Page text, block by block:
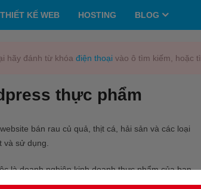
THIẾT KẾ WEB HOSTING BLOG
hãy đánh từ khóa điện thoại vào ô tìm kiếm, hoặc
thực phẩm
bán rau củ quả, thịt cá, hải sản và các loại
sử dụng.
là doanh nghiệp kinh doanh thực phẩm của bạn
tốt, được thiết kế đẹp để thu hút nhiều